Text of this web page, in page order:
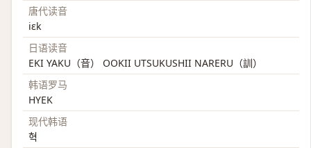
唐代读音
iɛk
日语读音
EKI YAKU（音） OOKII UTSUKUSHII NARERU（訓）
韩语罗马
HYEK
现代韩语
혁